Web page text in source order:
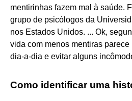
mentirinhas fazem mal à saúde.
grupo de psicólogos da
nos Estados Unidos. ... Ok,
vida com menos mentiras
dia-a-dia e evitar alguns
Como identificar uma